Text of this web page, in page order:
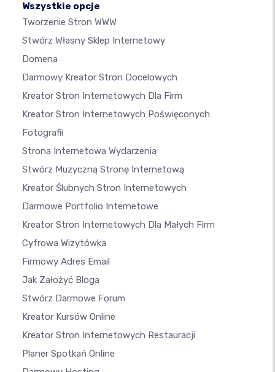
Wszystkie opcje
Tworzenie Stron WWW
Stwórz Własny Sklep Internetowy
Domena
Darmowy Kreator Stron Docelowych
Kreator Stron Internetowych Dla Firm
Kreator Stron Internetowych Poświęconych
Fotografii
Strona Internetowa Wydarzenia
Stwórz Muzyczną Stronę Internetową
Kreator Ślubnych Stron Internetowych
Darmowe Portfolio Internetowe
Kreator Stron Internetowych Dla Małych Firm
Cyfrowa Wizytówka
Firmowy Adres Email
Jak Założyć Bloga
Stwórz Darmowe Forum
Kreator Kursów Online
Kreator Stron Internetowych Restauracji
Planer Spotkań Online